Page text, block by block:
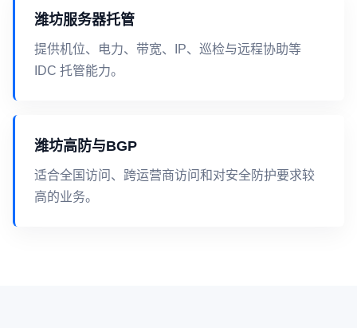
潍坊服务器托管
提供机位、电力、带宽、IP、巡检与远程协助等
IDC 托管能力。
潍坊高防与BGP
适合全国访问、跨运营商访问和对安全防护要求较
高的业务。